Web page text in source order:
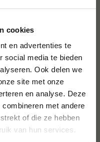
cookies
en advertenties te
social media te bieden
Ook delen we
site met onze
en analyse. Deze
met andere
of die ze hebben
van hun services.
bijzonder!
maaltijd te
vlees juist
er bij alledaags
klaar is, maar ook
heerlijke
en ontvang direct